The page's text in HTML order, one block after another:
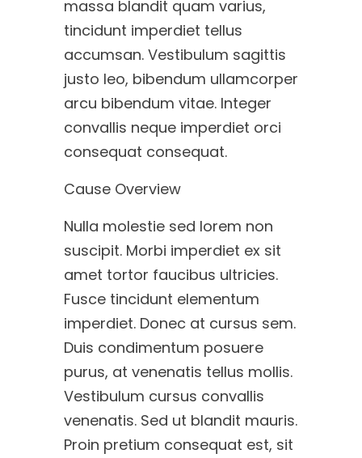
massa blandit quam varius,
tincidunt imperdiet tellus
accumsan. Vestibulum sagittis
justo leo, bibendum ullamcorper
arcu bibendum vitae. Integer
convallis neque imperdiet orci
consequat consequat.
Cause Overview
Nulla molestie sed lorem non
suscipit. Morbi imperdiet ex sit
amet tortor faucibus ultricies.
Fusce tincidunt elementum
imperdiet. Donec at cursus sem.
Duis condimentum posuere
purus, at venenatis tellus mollis.
Vestibulum cursus convallis
venenatis. Sed ut blandit mauris.
Proin pretium consequat est, sit